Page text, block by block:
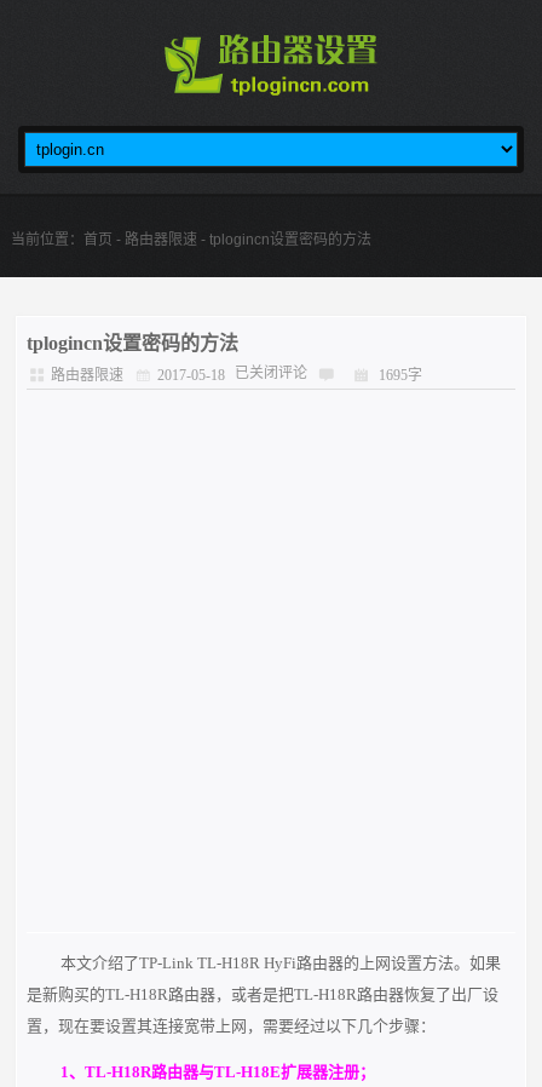
当前位置： 首页 - 路由器限速 - tplogincn设置密码的方法
tplogincn设置密码的方法
路由器限速 2017-05-18 已关闭评论 1695字
本文介绍了TP-Link TL-H18R HyFi路由器的上网设置方法。如果
是新购买的TL-H18R路由器，或者是把TL-H18R路由器恢复了出厂设
置，现在要设置其连接宽带上网，需要经过以下几个步骤：
1、TL-H18R路由器与TL-H18E扩展器注册；